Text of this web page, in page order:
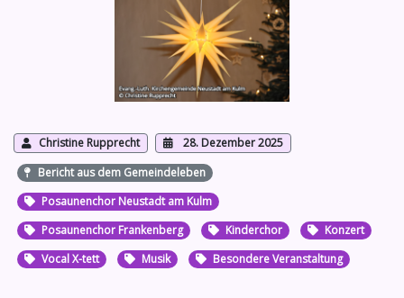
Christine Rupprecht
28. Dezember 2025
Bericht aus dem Gemeindeleben
Posaunenchor Neustadt am Kulm
Posaunenchor Frankenberg
Kinderchor
Konzert
Vocal X-tett
Musik Besondere Veranstaltung